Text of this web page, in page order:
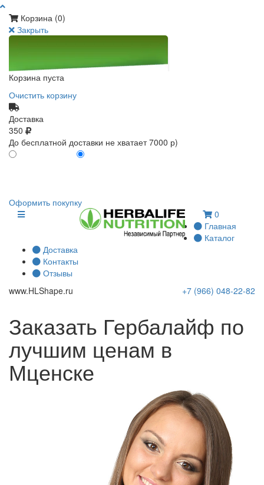
Корзина (0)
Закрыть
Корзина пуста
Очистить корзину
Доставка
350
До бесплатной доставки не хватает 7000 р)
Оформить покупку
0
Главная
Каталог
Доставка
Контакты
Отзывы
www.HLShape.ru +7 (966) 048-22-82
Заказать Гербалайф по
лучшим ценам в
Мценске